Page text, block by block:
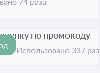
по промокоду
Использовано 337 раз